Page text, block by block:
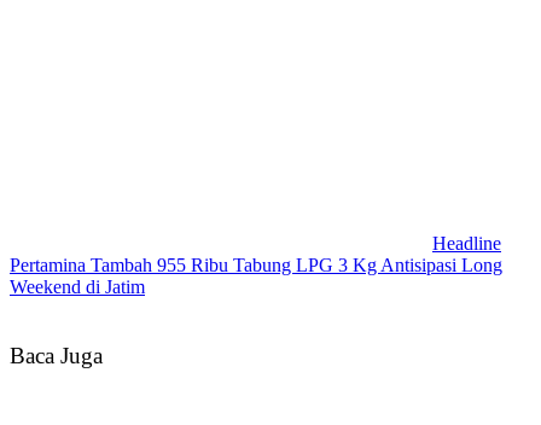
Headline
Pertamina Tambah 955 Ribu Tabung LPG 3 Kg Antisipasi Long
Weekend di Jatim
Baca Juga